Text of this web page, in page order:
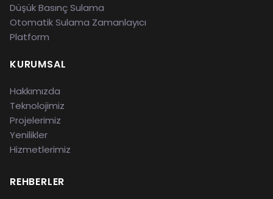
Düşük Basınç Sulama
Otomatik Sulama Zamanlayıcı
Platform
KURUMSAL
Hakkımızda
Teknolojimiz
Projelerimiz
Yenilikler
Hizmetlerimiz
REHBERLER